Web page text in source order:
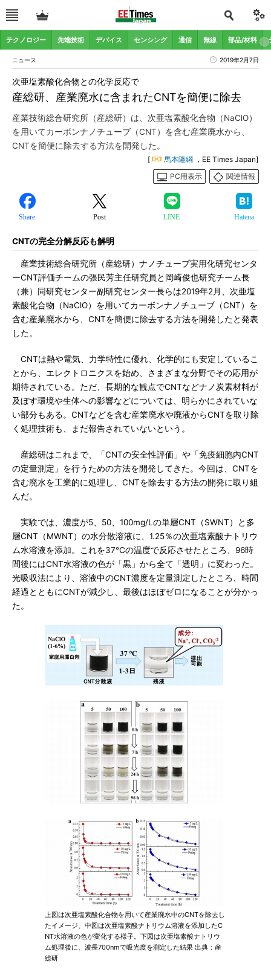
テクノロジー 先端技術 デバイス センシング 通信 無線 部品/材料
ニュース 2019年2月7日
産総研、産業廃水に含まれたCNTを簡便に除去
次亜塩素酸化合物との化学反応で
産業技術総合研究所（産総研）は、次亜塩素酸化合物（NaClO）
を用いてカーボンナノチューブ（CNT）を含む産業廃水から、
CNTを簡便に除去する方法を開発した。
[ 馬本隆綱 ，EE Times Japan]
PC用表示
関連情報
Share Post LINE Hatena
CNTの完全分解反応も解明
産業技術総合研究所（産総研）ナノチューブ実用化研究センタ
ーCNT評価チームの張民芳主任研究員と岡崎俊也研究チーム長
（兼）同研究センター副研究センター長らは2019年2月、次亜塩
素酸化合物（NaClO）を用いてカーボンナノチューブ（CNT）を
含む産業廃水から、CNTを簡便に除去する方法を開発したと発表
した。
CNTは熱や電気、力学特性に優れ、化学的にも安定しているこ
とから、エレクトロニクスを始め、さまざまな分野でその応用が
期待されている。ただ、長期的な観点でCNTなどナノ炭素材料が
及ぼす環境や生体への影響などについては、明らかにされていな
い部分もある。CNTなどを含む産業廃水や廃液からCNTを取り除
く処理技術も、まだ報告されていないという。
産総研はこれまで、「CNTの安全性評価」や「免疫細胞内CNT
の定量測定」を行うための方法を開発してきた。今回は、CNTを
含む廃水を工業的に処理し、CNTを除去する方法の開発に取り組
んだ。
実験では、濃度が5、50、100mg/Lの単層CNT（SWNT）と多
層CNT（MWNT）の水分散溶液に、1.25％の次亜塩素酸ナトリウ
ム水溶液を添加。これを37℃の温度で反応させたところ、96時
間後にはCNT水溶液の色が「黒」から全て「透明」に変わった。
光吸収法により、溶液中のCNT濃度を定量測定したところ、時間
経過とともにCNTが減少し、最後はほぼゼロになることが分かっ
た。
上図は次亜塩素酸化合物を用いて産業廃水中のCNTを除去し
たイメージ、中図は次亜塩素酸ナトリウム溶液を添加したC
NT水溶液の色が変化する様子。下図は次亜塩素酸ナトリウ
ム処理後に、波長700nmで吸光度を測定した結果 出典：産
総研